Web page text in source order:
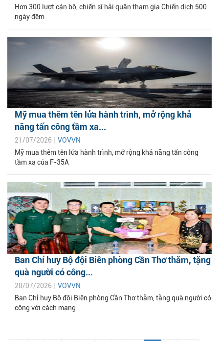
Hơn 300 lượt cán bộ, chiến sĩ hải quân tham gia Chiến dịch 500
ngày đêm
Mỹ mua thêm tên lửa hành trình, mở rộng khả
năng tấn công tầm xa...
21/07/2026 | VOVVN
Mỹ mua thêm tên lửa hành trình, mở rộng khả năng tấn công
tầm xa của F-35A
Ban Chỉ huy Bộ đội Biên phòng Cần Thơ thăm, tặng
quà người có công...
20/07/2026 | VOVVN
Ban Chỉ huy Bộ đội Biên phòng Cần Thơ thăm, tặng quà người có
công với cách mạng